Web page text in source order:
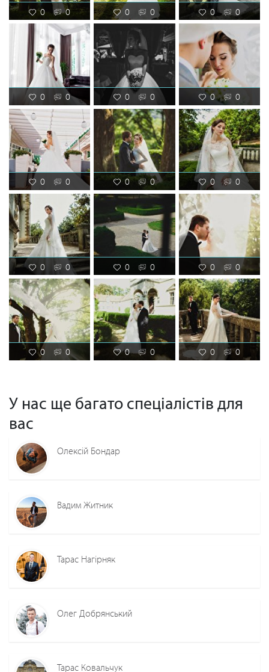
0 0 0 0 0 0
0 0 0 0 0 0
0 0 0 0 0 0
0 0 0 0 0 0
0 0 0 0 0 0
У нас ще багато спеціалістів для
вас
Олексій Бондар
Вадим Житник
Тарас Нагірняк
Олег Добрянський
Тарас Ковальчук